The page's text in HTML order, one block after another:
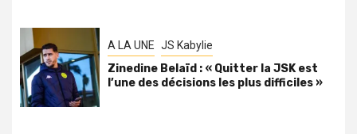
A LA UNE JS Kabylie
Zinedine Belaïd : « Quitter la JSK est
l’une des décisions les plus difficiles »